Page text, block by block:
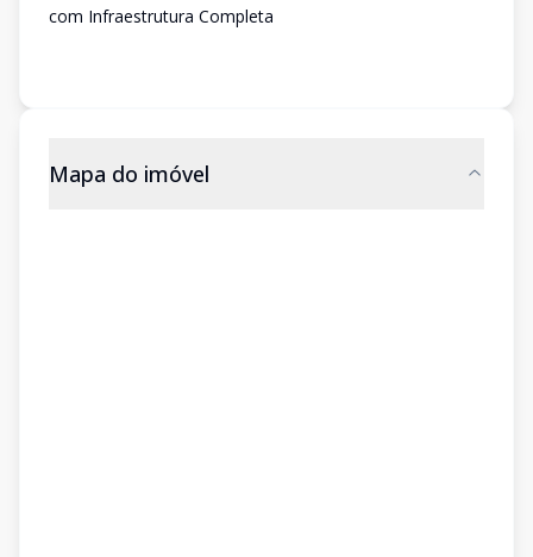
com Infraestrutura Completa
Mapa do imóvel